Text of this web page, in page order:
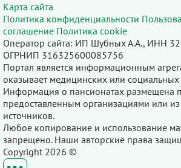
Карта сайта
Политика конфиденциальности
соглашение Политика cookie
Оператор сайта: ИП Шубных А.А., ИНН
ОГРНИП 316325600085756
Портал является информационным
оказывает медицинских или социальных
Информация о пансионатах размещена
предоставленным организациями или
источников.
Любое копирование и использование
запрещено. Наши авторские права
Copyright 2026 ©